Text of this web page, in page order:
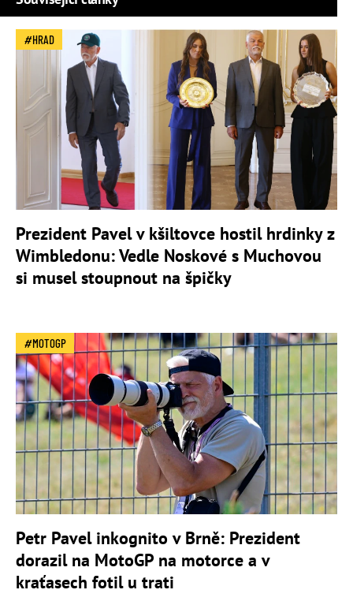
HRAD
Prezident Pavel v kšiltovce hostil hrdinky z
Wimbledonu: Vedle Noskové s Muchovou
si musel stoupnout na špičky
MOTOGP
Petr Pavel inkognito v Brně: Prezident
dorazil na MotoGP na motorce a v
kraťasech fotil u trati